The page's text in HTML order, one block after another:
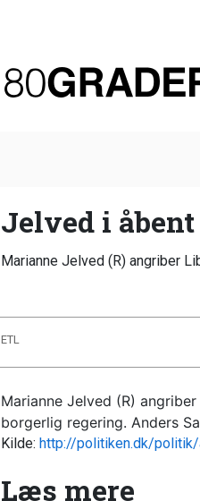
Jelved i
Marianne Jelved (R) angriber
ETL
Marianne Jelved (R)
borgerlig regering. Anders
Kilde: http://politiken.dk/
Læs mere